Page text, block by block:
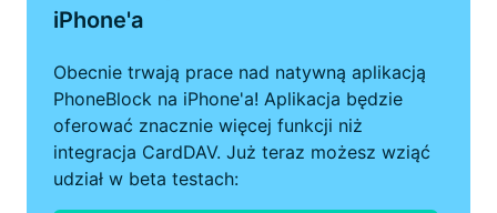
iPhone'a
Obecnie trwają prace nad natywną aplikacją
PhoneBlock na iPhone'a! Aplikacja będzie
oferować znacznie więcej funkcji niż
integracja CardDAV. Już teraz możesz wziąć
udział w beta testach: